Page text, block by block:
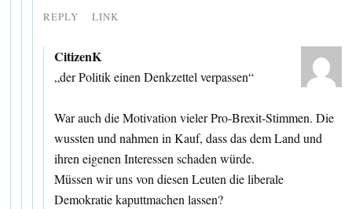
REPLY LINK
CitizenK
„der Politik einen Denkzettel verpassen“
War auch die Motivation vieler Pro-Brexit-Stimmen. Die
wussten und nahmen in Kauf, dass das dem Land und
ihren eigenen Interessen schaden würde.
Müssen wir uns von diesen Leuten die liberale
Demokratie kaputtmachen lassen?